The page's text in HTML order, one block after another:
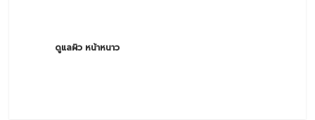
ดูแลผิว หน้าหนาว